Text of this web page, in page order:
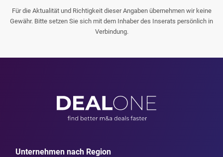
Für die Aktualität und Richtigkeit dieser Angaben übernehmen wir keine
Gewähr. Bitte setzen Sie sich mit dem Inhaber des Inserats persönlich in
Verbindung.
Unternehmen nach Region